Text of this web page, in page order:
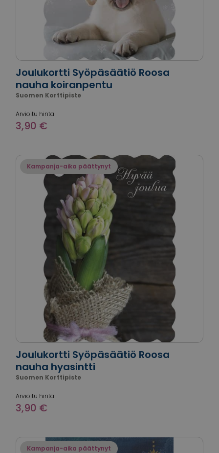
Joulukortti Syöpäsäätiö Roosa
nauha koiranpentu
Suomen Korttipiste
Arvioitu hinta
3,90 €
Kampanja-aika päättynyt
Joulukortti Syöpäsäätiö Roosa
nauha hyasintti
Suomen Korttipiste
Arvioitu hinta
3,90 €
Kampanja-aika päättynyt